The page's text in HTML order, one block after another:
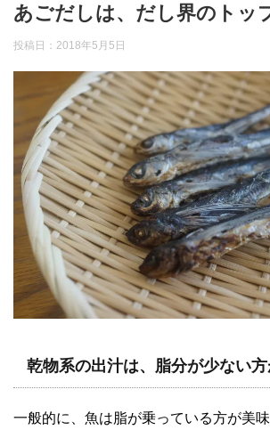
あごだしは、だし界のトッ
投稿日： 2018年5月5日
乾物系の出汁は、脂分が少ない
一般的に、魚は脂が乗っている方が美